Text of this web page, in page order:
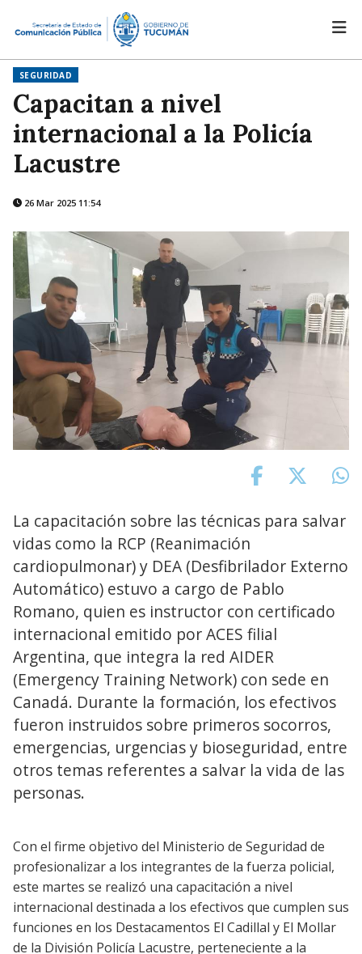
SEGURIDAD
Capacitan a nivel
internacional a la Policía
Lacustre
26 Mar 2025 11:54
La capacitación sobre las técnicas para salvar
vidas como la RCP (Reanimación
cardiopulmonar) y DEA (Desfibrilador Externo
Automático) estuvo a cargo de Pablo
Romano, quien es instructor con certificado
internacional emitido por ACES filial
Argentina, que integra la red AIDER
(Emergency Training Network) con sede en
Canadá. Durante la formación, los efectivos
fueron instruidos sobre primeros socorros,
emergencias, urgencias y bioseguridad, entre
otros temas referentes a salvar la vida de las
personas.
Con el firme objetivo del Ministerio de Seguridad de
profesionalizar a los integrantes de la fuerza policial,
este martes se realizó una capacitación a nivel
internacional destinada a los efectivos que cumplen sus
funciones en los Destacamentos El Cadillal y El Mollar
de la División Policía Lacustre, perteneciente a la